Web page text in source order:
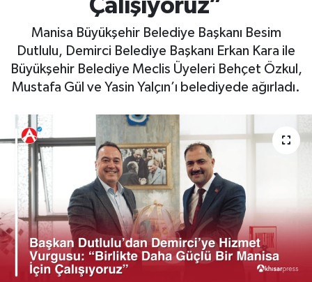
Çalışıyoruz”
Manisa Büyükşehir Belediye Başkanı Besim
Dutlulu, Demirci Belediye Başkanı Erkan Kara ile
Büyükşehir Belediye Meclis Üyeleri Behçet Özkul,
Mustafa Gül ve Yasin Yalçın’ı belediyede ağırladı.
Magazin
Duyurular
Kadın
Teknoloji
Akhisar Emlak
Ülke
Etiketler
Duyurular
Tarım-Gıda
Röportaj
Dünya
Yaşam
Kadın
Teknoloji